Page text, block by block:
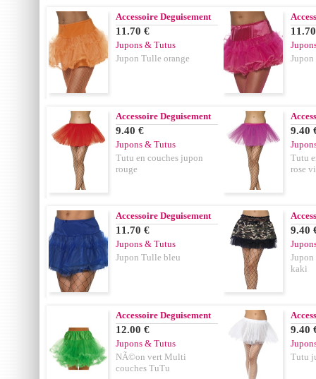
Accessoire Deguisement
11.70 €
Jupons & Tutus
Jupon Tulle orange
Jupon
Accessoire Deguisement
9.40 €
Jupons & Tutus
Tutu en couches jupon
rouge
9.40
Tutu
rose
Accessoire Deguisement
11.70 €
Jupons & Tutus
Jupon Tulle bleu
9.40
kaki
Accessoire Deguisement
12.00 €
Jupons & Tutus
NÃ©on vert Multi
couches TuTu
9.40
Tutu